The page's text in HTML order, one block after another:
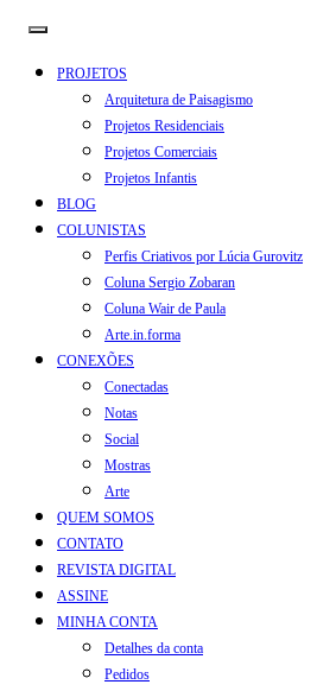
PROJETOS
Arquitetura de Paisagismo
Projetos Residenciais
Projetos Comerciais
Projetos Infantis
BLOG
COLUNISTAS
Perfis Criativos por Lúcia Gurovitz
Coluna Sergio Zobaran
Coluna Wair de Paula
Arte.in.forma
CONEXÕES
Conectadas
Notas
Social
Mostras
Arte
QUEM SOMOS
CONTATO
REVISTA DIGITAL
ASSINE
MINHA CONTA
Detalhes da conta
Pedidos